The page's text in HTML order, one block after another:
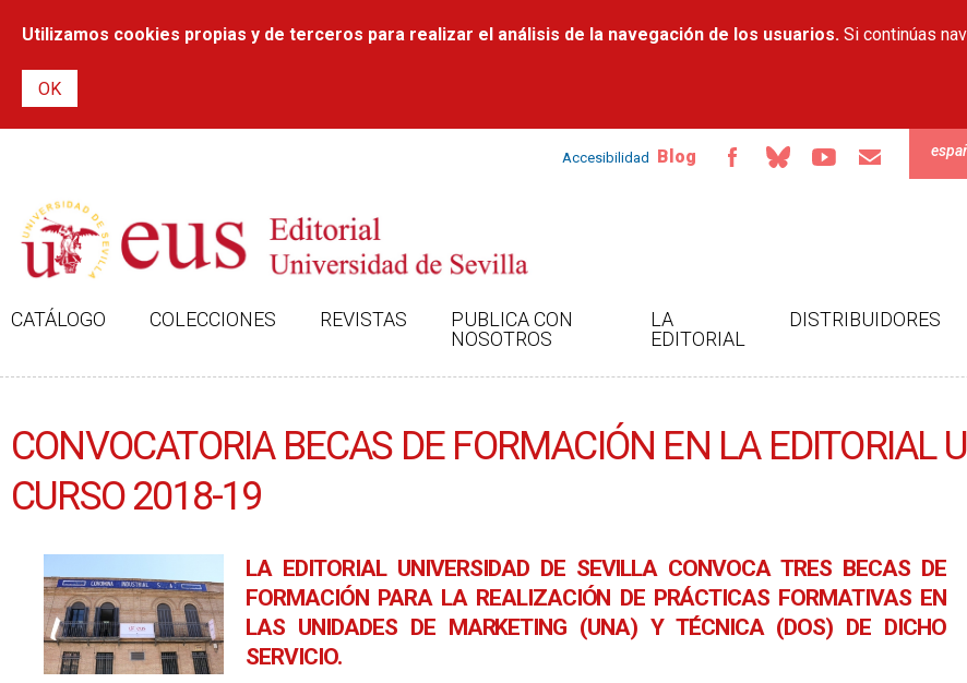
contenido
Utilizamos cookies propias y de terceros para realizar el análisis de la navegación de los usuarios. Si continúas
Accesibilidad Blog
CATÁLOGO COLECCIONES REVISTAS
PUBLICA CON
NOSOTROS
LA
EDITORIAL
DISTRIBUIDORES
CONVOCATORIA BECAS DE FORMACIÓN EN LA EDITORIAL
CURSO 2018-19
LA EDITORIAL UNIVERSIDAD DE SEVILLA CONVOCA TRES BECAS DE
FORMACIÓN PARA LA REALIZACIÓN DE PRÁCTICAS FORMATIVAS EN
LAS UNIDADES DE MARKETING (UNA) Y TÉCNICA (DOS) DE DICHO
SERVICIO.